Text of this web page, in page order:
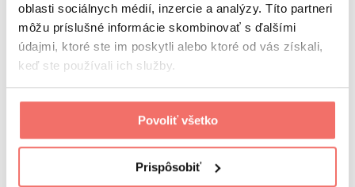
oblasti sociálnych médií, inzercie a analýzy. Títo partneri
môžu príslušné informácie skombinovať s ďalšími
údajmi, ktoré ste im poskytli alebo ktoré od vás získali,
keď ste používali ich služby.
Povoliť všetko
Prispôsobiť
Súhlasím sospracovaním osobných údajov.
Odoberať
visibility
Visibility 360 group
o nás
náš tím